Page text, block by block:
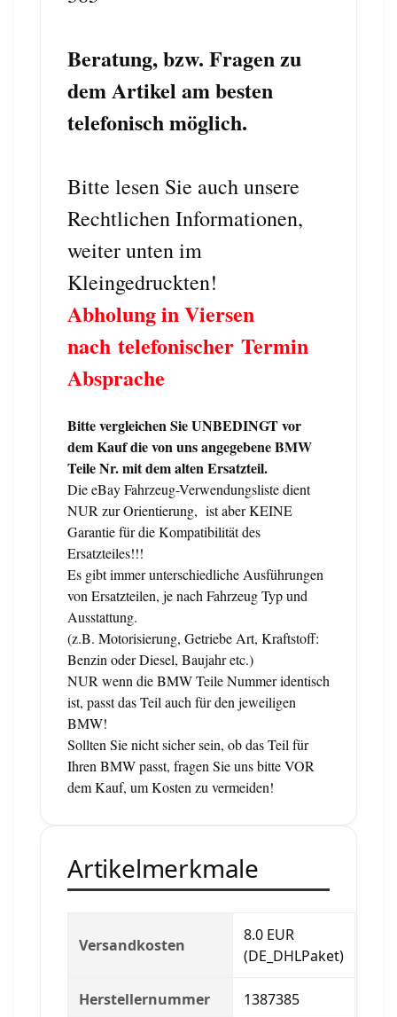
Beratung, bzw. Fragen zu
dem Artikel am besten
telefonisch möglich.
Bitte lesen Sie auch unsere
Rechtlichen Informationen,
weiter unten im
Kleingedruckten!
Abholung in Viersen
nach telefonischer Termin
Absprache
Bitte vergleichen Sie UNBEDINGT vor
dem Kauf die von uns angegebene BMW
Teile Nr. mit dem alten Ersatzteil.
Die eBay Fahrzeug-Verwendungsliste dient
NUR zur Orientierung, ist aber KEINE
Garantie für die Kompatibilität des
Ersatzteiles!!!
Es gibt immer unterschiedliche Ausführungen
von Ersatzteilen, je nach Fahrzeug Typ und
Ausstattung.
(z.B. Motorisierung, Getriebe Art, Kraftstoff:
Benzin oder Diesel, Baujahr etc.)
NUR wenn die BMW Teile Nummer identisch
ist, passt das Teil auch für den jeweiligen
BMW!
Sollten Sie nicht sicher sein, ob das Teil für
Ihren BMW passt, fragen Sie uns bitte VOR
dem Kauf, um Kosten zu vermeiden!
Artikelmerkmale
Versandkosten
8.0 EUR
(DE_DHLPaket)
Herstellernummer 1387385